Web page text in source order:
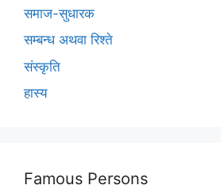
समाज-सुधारक
सम्बन्ध अथवा रिश्ते
संस्कृति
हास्य
Famous Persons